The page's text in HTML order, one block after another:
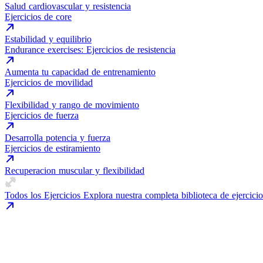
Salud cardiovascular y resistencia
Ejercicios de core
Estabilidad y equilibrio
Endurance exercises: Ejercicios de resistencia
Aumenta tu capacidad de entrenamiento
Ejercicios de movilidad
Flexibilidad y rango de movimiento
Ejercicios de fuerza
Desarrolla potencia y fuerza
Ejercicios de estiramiento
Recuperacion muscular y flexibilidad
Todos los Ejercicios Explora nuestra completa biblioteca de